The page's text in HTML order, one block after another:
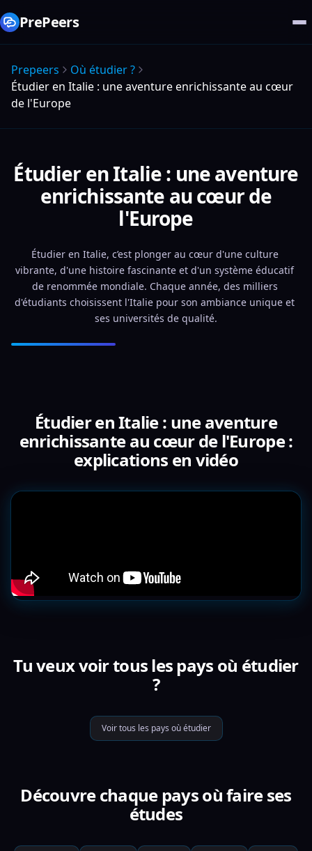
PrePeers
Prepeers
Où étudier ?
Étudier en Italie : une aventure enrichissante au cœur
de l'Europe
Étudier en Italie : une aventure
enrichissante au cœur de
l'Europe
Étudier en Italie, c’est plonger au cœur d'une culture
vibrante, d'une histoire fascinante et d'un système éducatif
de renommée mondiale. Chaque année, des milliers
d'étudiants choisissent l'Italie pour son ambiance unique et
ses universités de qualité.
Étudier en Italie : une aventure
enrichissante au cœur de l'Europe :
explications en vidéo
Tu veux voir tous les pays où étudier
?
Voir tous les pays où étudier
Découvre chaque pays où faire ses
études